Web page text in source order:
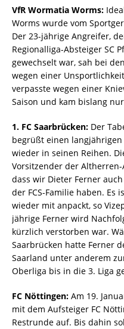
VfR Wormatia Worms:
Worms wurde vom
Der 23-jährige Angreifer,
Regionalliga-Absteiger SC
gewechselt war, sah bei
wegen einer
verpasste wegen einer
Saison und kam bislang
1. FC Saarbrücken: Der
begrüßt einen
wieder in seinen Reihen.
Vorsitzender der
dass wir Dieter Ferner
der FCS-Familie haben. Es
wieder mit anpackt, so
jährige Ferner wird
kürzlich verstorben war.
Saarbrücken hatte Ferner
Saarland unter anderem
Oberliga bis in die 3. Liga
FC Nöttingen: Am 19.
mit dem Aufsteiger FC
Restrunde auf. Bis dahin